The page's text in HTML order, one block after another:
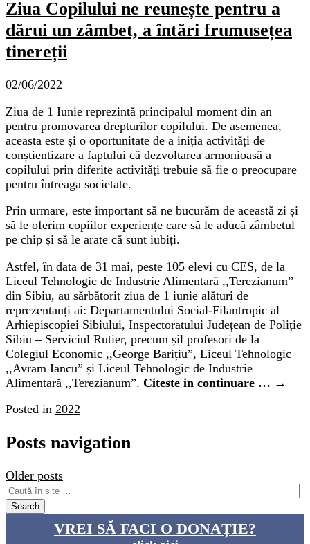
Ziua Copilului ne reunește pentru a
dărui un zâmbet, a întări frumusețea
tinereții
02/06/2022
Ziua de 1 Iunie reprezintă principalul moment din an
pentru promovarea drepturilor copilului. De asemenea,
aceasta este și o oportunitate de a iniția activități de
conștientizare a faptului că dezvoltarea armonioasă a
copilului prin diferite activități trebuie să fie o preocupare
pentru întreaga societate.
Prin urmare, este important să ne bucurăm de această zi și
să le oferim copiilor experiențe care să le aducă zâmbetul
pe chip și să le arate că sunt iubiți.
Astfel, în data de 31 mai, peste 105 elevi cu CES, de la
Liceul Tehnologic de Industrie Alimentară ,,Terezianum”
din Sibiu, au sărbătorit ziua de 1 iunie alături de
reprezentanți ai: Departamentului Social-Filantropic al
Arhiepiscopiei Sibiului, Inspectoratului Județean de Poliție
Sibiu – Serviciul Rutier, precum șil profesori de la
Colegiul Economic ,,George Barițiu”, Liceul Tehnologic
,,Avram Iancu” și Liceul Tehnologic de Industrie
Alimentară ,,Terezianum”. Citeste in continuare … →
Posted in 2022
Posts navigation
Older posts
VREI SĂ FACI O DONAȚIE?